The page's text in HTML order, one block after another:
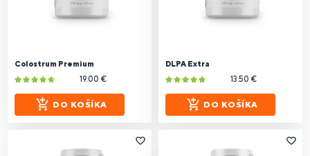
Colostrum Premium
19.00 €
DO KOŠÍKA
DLPA Extra
13.50 €
DO KOŠÍKA